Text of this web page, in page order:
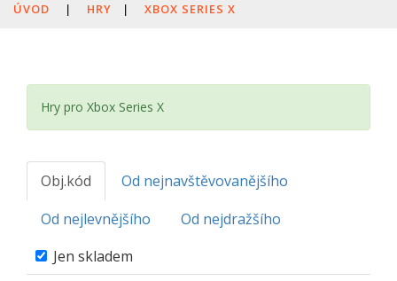
ÚVOD | HRY | XBOX SERIES X
Hry pro Xbox Series X
Obj.kód
Od nejnavštěvovanějšího
Od nejlevnějšího
Od nejdražšího
Jen skladem